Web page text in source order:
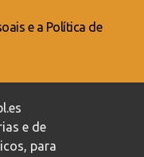
e a Política de
e de
para